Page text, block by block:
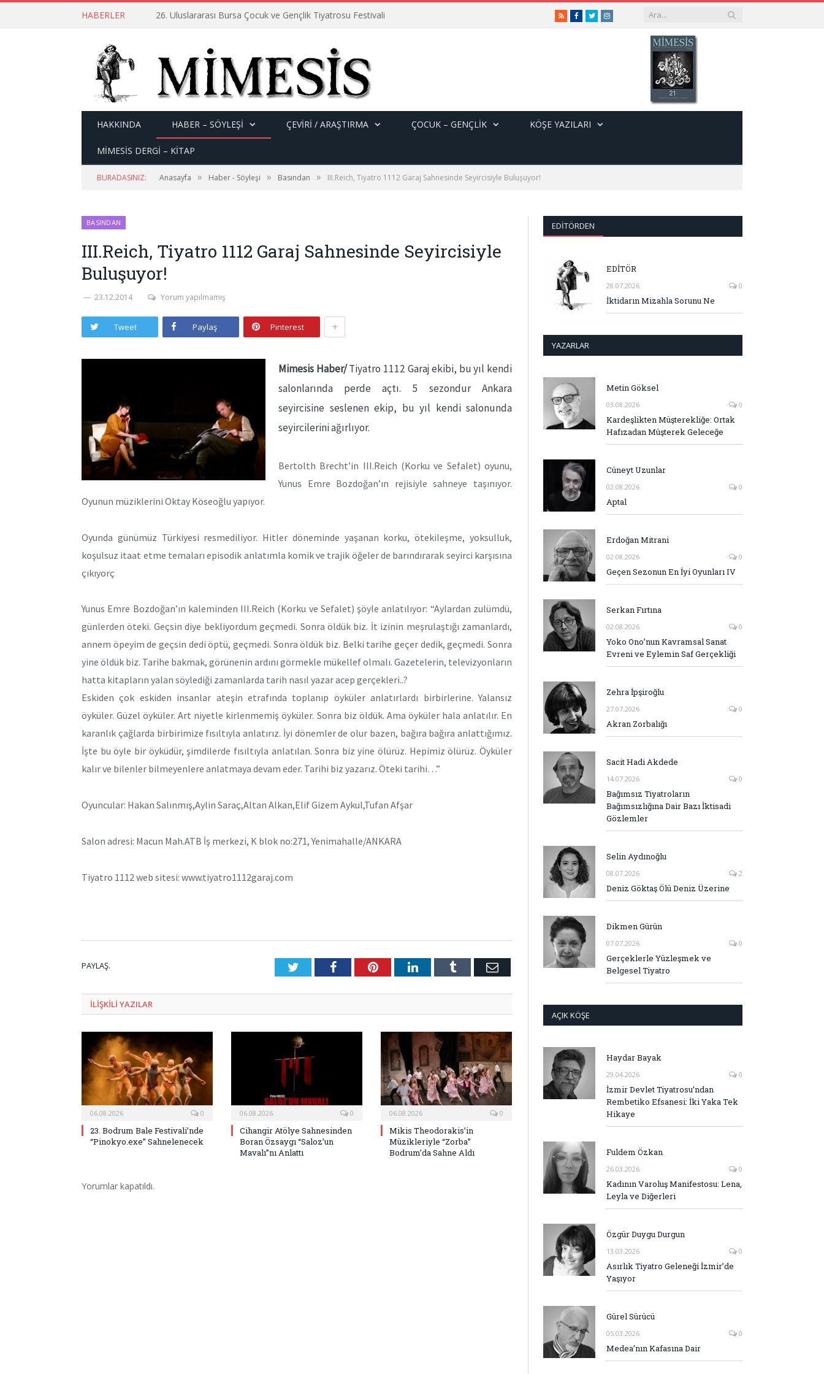
HABERLER 26. Uluslararası Bursa Çocuk ve Gençlik Tiyatrosu Festivali RSSFacebook
TwitterInstagram
HAKKINDA HABER – SÖYLEŞI ÇEVİRİ / ARAŞTIRMA ÇOCUK – GENÇLIK KÖŞE YAZILARI
MİMESİS DERGİ – KİTAP
BURADASINIZ: Anasayfa » Haber - Söyleşi » Basından » III.Reich, Tiyatro 1112 Garaj Sahnesinde Seyircisiyle Buluşuyor!
BASINDAN
III.Reich, Tiyatro 1112 Garaj Sahnesinde Seyircisiyle
Buluşuyor!
23.12.2014 Yorum yapılmamış
Tweet Paylaş Pinterest +
Mimesis Haber/Tiyatro 1112 Garaj ekibi, bu yıl kendi
salonlarında perde açtı. 5 sezondur Ankara
seyircisine seslenen ekip, bu yıl kendi salonunda
seyircilerini ağırlıyor.
Bertolth Brecht’in III.Reich (Korku ve Sefalet) oyunu,
Yunus Emre Bozdoğan’ın rejisiyle sahneye taşınıyor.
Oyunun müziklerini Oktay Köseoğlu yapıyor.
Oyunda günümüz Türkiyesi resmediliyor. Hitler döneminde yaşanan korku, ötekileşme, yoksulluk,
koşulsuz itaat etme temaları episodik anlatımla komik ve trajik öğeler de barındırarak seyirci karşısına
çıkıyorç
Yunus Emre Bozdoğan’ın kaleminden III.Reich (Korku ve Sefalet) şöyle anlatılıyor: “Aylardan zulümdü,
günlerden öteki. Geçsin diye bekliyordum geçmedi. Sonra öldük biz. İt izinin meşrulaştığı zamanlardı,
annem öpeyim de geçsin dedi öptü, geçmedi. Sonra öldük biz. Belki tarihe geçer dedik, geçmedi. Sonra
yine öldük biz. Tarihe bakmak, görünenin ardını görmekle mükellef olmalı. Gazetelerin, televizyonların
hatta kitapların yalan söylediği zamanlarda tarih nasıl yazar acep gerçekleri..?
Eskiden çok eskiden insanlar ateşin etrafında toplanıp öyküler anlatırlardı birbirlerine. Yalansız
öyküler. Güzel öyküler. Art niyetle kirlenmemiş öyküler. Sonra biz öldük. Ama öyküler hala anlatılır. En
karanlık çağlarda birbirimize fısıltıyla anlatırız. İyi dönemler de olur bazen, bağıra bağıra anlattığımız.
İşte bu öyle bir öyküdür, şimdilerde fısıltıyla anlatılan. Sonra biz yine ölürüz. Hepimiz ölürüz. Öyküler
kalır ve bilenler bilmeyenlere anlatmaya devam eder. Tarihi biz yazarız. Öteki tarihi…”
Oyuncular: Hakan Salınmış,Aylin Saraç,Altan Alkan,Elif Gizem Aykul,Tufan Afşar
Salon adresi: Macun Mah.ATB İş merkezi, K blok no:271, Yenimahalle/ANKARA
Tiyatro 1112 web sitesi: www.tiyatro1112garaj.com
PAYLAŞ. TwitterFacebookPinterestLinkedInTumblr E-
ILIŞKILI YAZILAR
06.08.2026 0
23. Bodrum Bale Festivali’nde
“Pinokyo.exe” Sahnelenecek
06.08.2026 0
Cihangir Atölye Sahnesinden
Boran Özsaygı “Saloz’un
Mavalı”nı Anlattı
06.08.2026 0
Mikis Theodorakis’in
Müzikleriyle “Zorba”
Bodrum’da Sahne Aldı
Yorumlar kapatıldı.
EDITÖRDEN
EDİTÖR
28.07.2026 0
İktidarın Mizahla Sorunu Ne
YAZARLAR
Metin Göksel
03.08.2026 0
Kardeşlikten Müşterekliğe: Ortak
Hafızadan Müşterek Geleceğe
Cüneyt Uzunlar
02.08.2026 0
Aptal
Erdoğan Mitrani
02.08.2026 0
Geçen Sezonun En İyi Oyunları IV
Serkan Fırtına
02.08.2026 0
Yoko Ono’nun Kavramsal Sanat
Evreni ve Eylemin Saf Gerçekliği
Zehra İpşiroğlu
27.07.2026 0
Akran Zorbalığı
Sacit Hadi Akdede
14.07.2026 0
Bağımsız Tiyatroların
Bağımsızlığına Dair Bazı İktisadi
Gözlemler
Selin Aydınoğlu
08.07.2026 2
Deniz Göktaş Ölü Deniz Üzerine
Dikmen Gürün
07.07.2026 0
Gerçeklerle Yüzleşmek ve
Belgesel Tiyatro
AÇIK KÖŞE
Haydar Bayak
29.04.2026 0
İzmir Devlet Tiyatrosu’ndan
Rembetiko Efsanesi: İki Yaka Tek
Hikaye
Fuldem Özkan
26.03.2026 0
Kadının Varoluş Manifestosu: Lena,
Leyla ve Diğerleri
Özgür Duygu Durgun
13.03.2026 0
Asırlık Tiyatro Geleneği İzmir’de
Yaşıyor
Gürel Sürücü
05.03.2026 0
Medea’nın Kafasına Dair